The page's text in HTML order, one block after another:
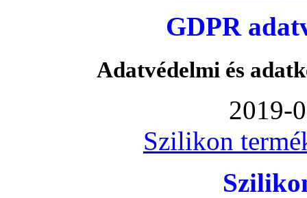
GDPR
Adatvédelmi és
2019-
Szilikon